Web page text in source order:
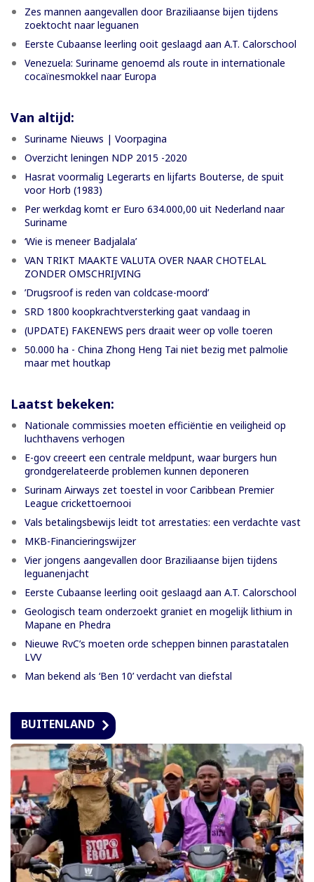
Zes mannen aangevallen door Braziliaanse bijen tijdens
zoektocht naar leguanen
Eerste Cubaanse leerling ooit geslaagd aan A.T. Calorschool
Venezuela: Suriname genoemd als route in internationale
cocaïnesmokkel naar Europa
Van altijd:
Suriname Nieuws | Voorpagina
Overzicht leningen NDP 2015 -2020
Hasrat voormalig Legerarts en lijfarts Bouterse, de spuit
voor Horb (1983)
Per werkdag komt er Euro 634.000,00 uit Nederland naar
Suriname
‘Wie is meneer Badjalala’
VAN TRIKT MAAKTE VALUTA OVER NAAR CHOTELAL
ZONDER OMSCHRIJVING
’Drugsroof is reden van coldcase-moord’
SRD 1800 koopkrachtversterking gaat vandaag in
(UPDATE) FAKENEWS pers draait weer op volle toeren
50.000 ha - China Zhong Heng Tai niet bezig met palmolie
maar met houtkap
Laatst bekeken:
Nationale commissies moeten efficiëntie en veiligheid op
luchthavens verhogen
E-gov creeert een centrale meldpunt, waar burgers hun
grondgerelateerde problemen kunnen deponeren
Surinam Airways zet toestel in voor Caribbean Premier
League crickettoernooi
Vals betalingsbewijs leidt tot arrestaties: een verdachte vast
MKB-Financieringswijzer
Vier jongens aangevallen door Braziliaanse bijen tijdens
leguanenjacht
Eerste Cubaanse leerling ooit geslaagd aan A.T. Calorschool
Geologisch team onderzoekt graniet en mogelijk lithium in
Mapane en Phedra
Nieuwe RvC’s moeten orde scheppen binnen parastatalen
LVV
Man bekend als ‘Ben 10’ verdacht van diefstal
BUITENLAND